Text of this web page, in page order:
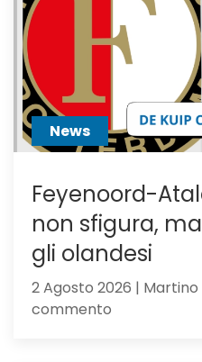
News
Feyenoord-
non sfigura,
gli olandesi
2 Agosto 2026 |
commento